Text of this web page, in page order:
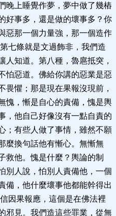
晚上睡覺作夢，夢中做了幾樁
好事多，還是做的壞事多？你
惡那一個力量強，那一個造作
七條就是文過飾非，我們造
人知道。第八種，魯扈抵突，
怕惡道。佛給你講的惡業是惡
畏懼；那是現在果報沒現前，
愧，慚是自心的責備，愧是輿
，他自己好像沒有一點自責的
；有些人做了事情，雖然不願
麼換句話他有慚心。無慚無
救他。愧是什麼？輿論的制
別人說，怕別人責備他，一個
備，他什麼壞事他都能幹得出
因果報應，這個是在佛法裡
邪見。我們造這些罪業，從無